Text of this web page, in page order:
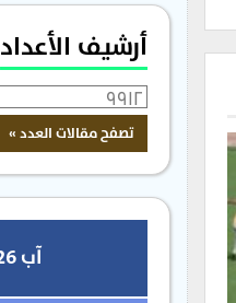
أرشيف الأعداد
آب 2026